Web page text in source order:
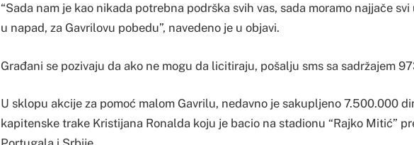
“Sada nam je kao nikada potrebna podrška svih vas, sada moramo najjače svi
u napad, za Gavrilovu pobedu”, navedeno je u objavi.
Građani se pozivaju da ako ne mogu da licitiraju, pošalju sms sa sadržajem
U sklopu akcije za pomoć malom Gavrilu, nedavno je sakupljeno 7.500.000
kapitenske trake Kristijana Ronalda koju je bacio na stadionu “Rajko Mitić”